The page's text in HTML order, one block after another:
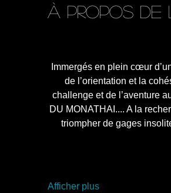
À propos de
Immergés en plein cœur
de l’orientation et la
challenge et de l’aventure
DU MONATHAI.... A la
triompher de gages
Afficher plus